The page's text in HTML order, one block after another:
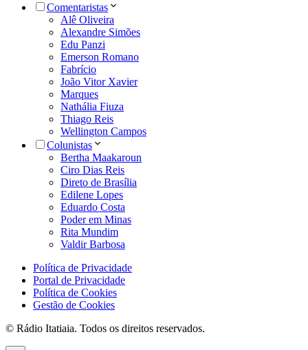
Comentaristas
Alê Oliveira
Alexandre Simões
Edu Panzi
Emerson Romano
Fabrício
João Vitor Xavier
Marques
Nathália Fiuza
Thiago Reis
Wellington Campos
Colunistas
Bertha Maakaroun
Ciro Dias Reis
Direto de Brasília
Edilene Lopes
Eduardo Costa
Poder em Minas
Rita Mundim
Valdir Barbosa
Política de Privacidade
Portal de Privacidade
Política de Cookies
Gestão de Cookies
© Rádio Itatiaia. Todos os direitos reservados.